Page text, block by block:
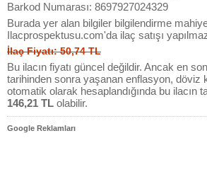
Barkod Numarası: 8697927024329
Burada yer alan bilgiler bilgilendirme
Ilacprospektusu.com'da ilaç satışı
İlaç Fiyatı: 50,74 TL
Bu ilacın fiyatı güncel değildir. Ancak en
tarihinden sonra yaşanan enflasyon, döviz
otomatik olarak hesaplandığında bu ilacın
146,21 TL olabilir.
Google Reklamları